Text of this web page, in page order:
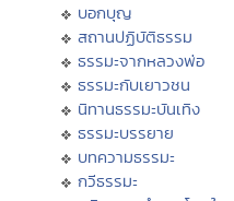
บอกบุญ
สถานปฏิบัติธรรม
ธรรมะจากหลวงพ่อ
ธรรมะกับเยาวชน
นิทานธรรมะบันเทิง
ธรรมะบรรยาย
บทความธรรมะ
กวีธรรมะ